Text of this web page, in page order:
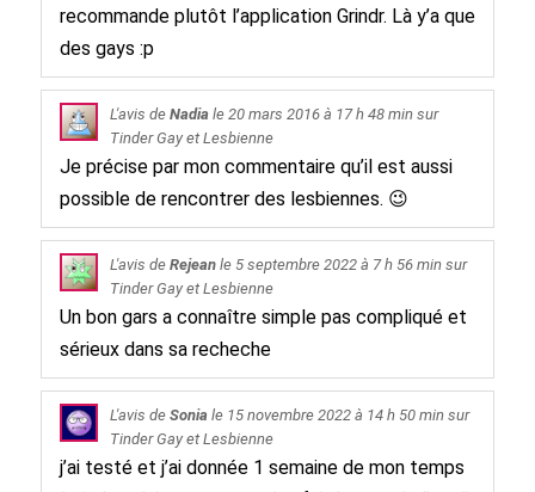
recommande plutôt l’application Grindr. Là y’a que
des gays :p
L'avis de Nadia le 20 mars 2016à 17 h 48 min sur
Tinder Gay et Lesbienne
Je précise par mon commentaire qu’il est aussi
possible de rencontrer des lesbiennes. 😉
L'avis de Rejeanle 5 septembre 2022à 7 h 56 min sur
Tinder Gay et Lesbienne
Un bon gars a connaître simple pas compliqué et
sérieux dans sa recheche
L'avis de Sonia le 15 novembre 2022à 14 h 50 min sur
Tinder Gay et Lesbienne
j’ai testé et j’ai donnée 1 semaine de mon temps